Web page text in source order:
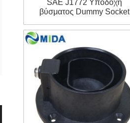
SAE J1772 Υποδοχή
βύσματος Dummy Socket